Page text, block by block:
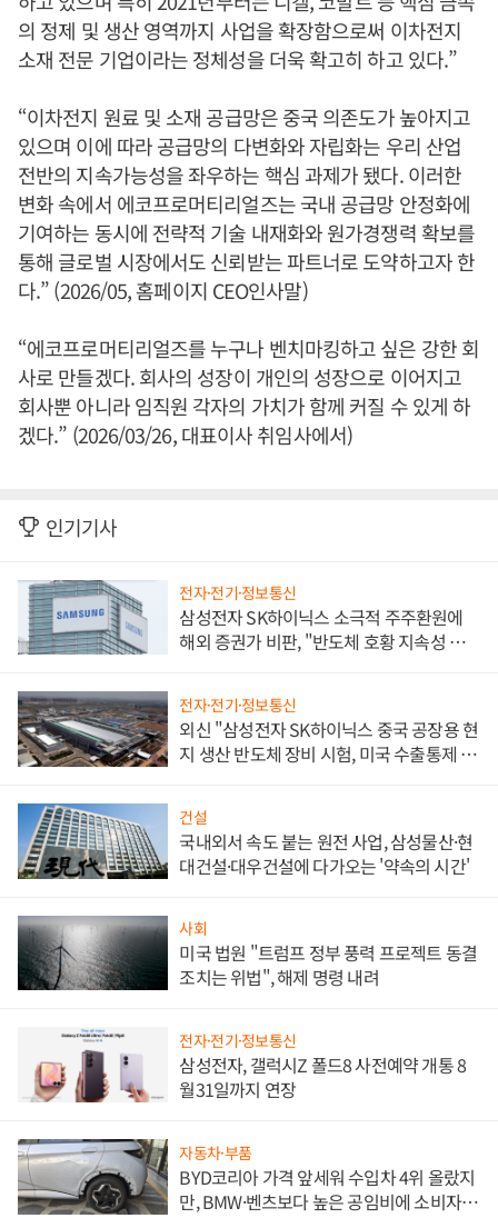
의 정제 및 생산 영역까지 사업을 확장함으로써 이차전지
소재 전문 기업이라는 정체성을 더욱 확고히 하고 있다.”
“이차전지 원료 및 소재 공급망은 중국 의존도가 높아지고
있으며 이에 따라 공급망의 다변화와 자립화는 우리 산업
전반의 지속가능성을 좌우하는 핵심 과제가 됐다. 이러한
변화 속에서 에코프로머티리얼즈는 국내 공급망 안정화에
기여하는 동시에 전략적 기술 내재화와 원가경쟁력 확보를
통해 글로벌 시장에서도 신뢰받는 파트너로 도약하고자 한
다.” (2026/05, 홈페이지 CEO인사말)
“에코프로머티리얼즈를 누구나 벤치마킹하고 싶은 강한 회
사로 만들겠다. 회사의 성장이 개인의 성장으로 이어지고
회사뿐 아니라 임직원 각자의 가치가 함께 커질 수 있게 하
겠다.” (2026/03/26, 대표이사 취임사에서)
인기기사
전자·전기·정보통신
삼성전자 SK하이닉스 소극적 주주환원에
해외 증권가 비판, "반도체 호황 지속성 의
전자·전기·정보통신
외신 "삼성전자 SK하이닉스 중국 공장용 현
지 생산 반도체 장비 시험, 미국 수출통제 대
건설
국내외서 속도 붙는 원전 사업, 삼성물산·현
대건설·대우건설에 다가오는 '약속의 시간'
사회
미국 법원 "트럼프 정부 풍력 프로젝트 동결
조치는 위법", 해제 명령 내려
전자·전기·정보통신
삼성전자, 갤럭시Z 폴드8 사전예약 개통 8
월31일까지 연장
자동차·부품
BYD코리아 가격 앞세워 수입차 4위 올랐지
만, BMW·벤츠보다 높은 공임비에 소비자